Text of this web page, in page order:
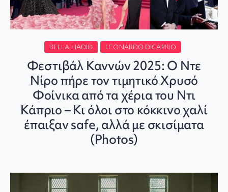
BELLA HADID LEONARDO DICAPRIO
Φεστιβάλ Καννών 2025: Ο Ντε
Νίρο πήρε τον τιμητικό Χρυσό
Φοίνικα από τα χέρια του Ντι
Κάπριο – Κι όλοι στο κόκκινο χαλί
έπαιξαν safe, αλλά με σκισίματα
(Photos)